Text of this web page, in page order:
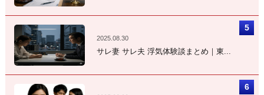
2025.08.30
サレ妻 サレ夫 浮気体験談まとめ｜東...